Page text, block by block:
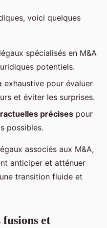
voici quelques
légaux spécialisés en M&A
potentiels.
exhaustive pour évaluer
et éviter les surprises.
précises pour
possibles.
associés aux M&A,
anticiper et atténuer
transition fluide et
fusions et